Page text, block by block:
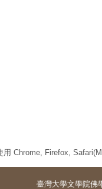
用 Chrome, Firefox,
臺灣大學文學院佛